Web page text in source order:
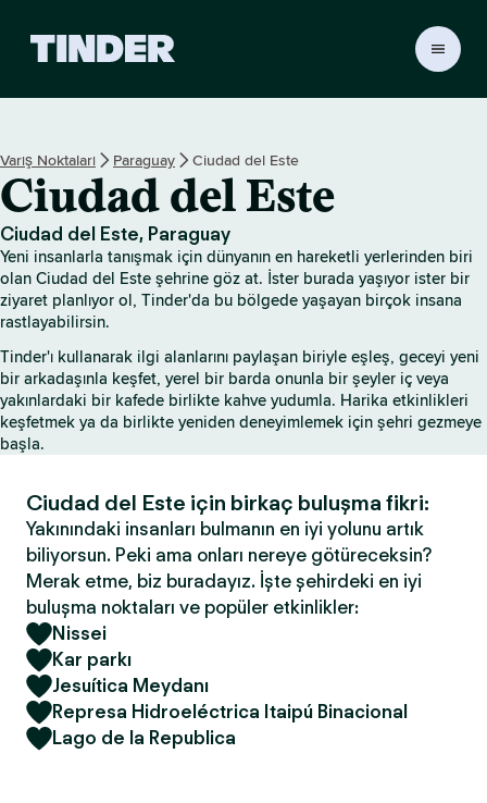
r
A
n
a
S
a
y
Varış Noktaları Paraguay Ciudad del Este
Ciudad del Este
Ciudad del Este, Paraguay
Yeni insanlarla tanışmak için dünyanın en hareketli yerlerinden biri
olan Ciudad del Este şehrine göz at. İster burada yaşıyor ister bir
ziyaret planlıyor ol, Tinder'da bu bölgede yaşayan birçok insana
rastlayabilirsin.
Tinder'ı kullanarak ilgi alanlarını paylaşan biriyle eşleş, geceyi yeni
bir arkadaşınla keşfet, yerel bir barda onunla bir şeyler iç veya
yakınlardaki bir kafede birlikte kahve yudumla. Harika etkinlikleri
keşfetmek ya da birlikte yeniden deneyimlemek için şehri gezmeye
başla.
Ciudad del Este için birkaç buluşma fikri:
Yakınındaki insanları bulmanın en iyi yolunu artık
biliyorsun. Peki ama onları nereye götüreceksin?
Merak etme, biz buradayız. İşte şehirdeki en iyi
buluşma noktaları ve popüler etkinlikler:
Nissei
Kar parkı
Jesuítica Meydanı
Represa Hidroeléctrica Itaipú Binacional
Lago de la Republica